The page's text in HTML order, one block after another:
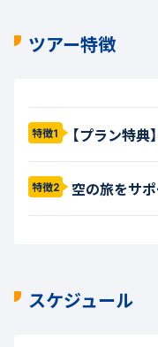
ツアー特徴
特徴1 【プラン特
特徴2 空の旅をサポ
スケジュール